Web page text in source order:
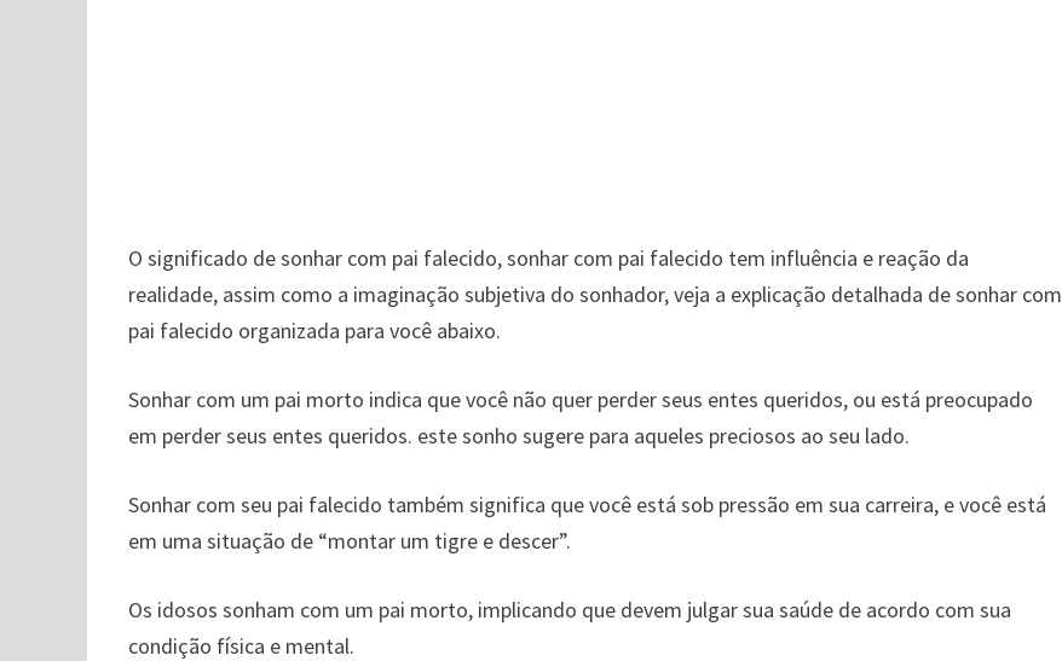
O significado de sonhar com pai falecido, sonhar com pai falecido tem influência e reação da
realidade, assim como a imaginação subjetiva do sonhador, veja a explicação detalhada de sonhar com
pai falecido organizada para você abaixo.
Sonhar com um pai morto indica que você não quer perder seus entes queridos, ou está preocupado
em perder seus entes queridos. este sonho sugere para aqueles preciosos ao seu lado.
Sonhar com seu pai falecido também significa que você está sob pressão em sua carreira, e você está
em uma situação de “montar um tigre e descer”.
Os idosos sonham com um pai morto, implicando que devem julgar sua saúde de acordo com sua
condição física e mental.